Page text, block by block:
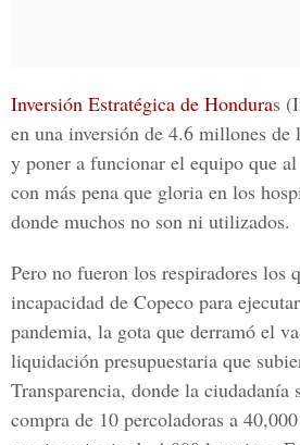
Inversión Estratégica de Honduras
en una inversión de 4.6 millones de
y poner a funcionar el equipo que
con más pena que gloria en los
donde muchos no son ni utilizados.
Pero no fueron los respiradores los
incapacidad de Copeco para
pandemia, la gota que derramó el
liquidación presupuestaria que
Transparencia, donde la ciudadanía
compra de 10 percoladoras a